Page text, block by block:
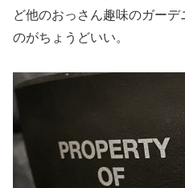
ど他のおっさん趣味のガー
のがちょうどいい。